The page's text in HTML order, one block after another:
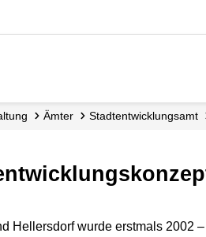
Ämter Stadt­entwicklungs­amt
Hellersdorf wurde erstmals 2002